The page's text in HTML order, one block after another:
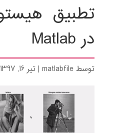
تطبیق
در Matlab
توسطmatlabfile
|تیر 16, 1397